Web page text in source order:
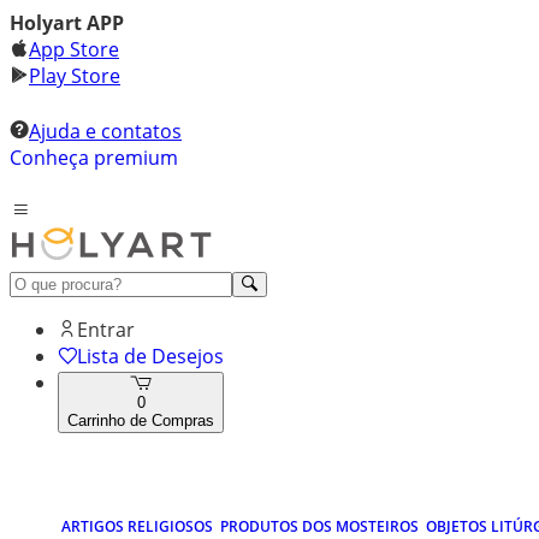
Holyart APP
App Store
Play Store
Ajuda e contatos
Conheça premium
Entrar
Lista de Desejos
0
Carrinho de Compras
ARTIGOS RELIGIOSOS PRODUTOS DOS MOSTEIROS OBJETOS